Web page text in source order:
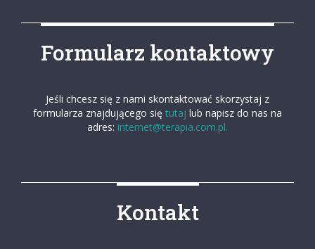
Formularz kontaktowy
Jeśli chcesz się z nami skontaktować skorzystaj z
formularza znajdującego się tutaj lub napisz do nas na
adres: internet@terapia.com.pl.
Kontakt